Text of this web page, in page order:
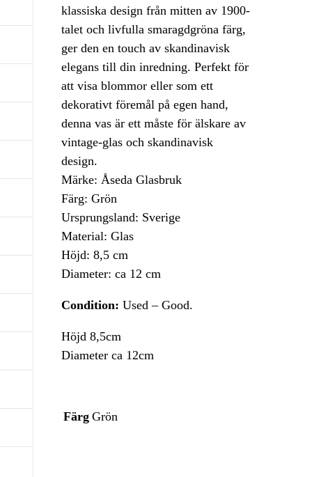
klassiska design från mitten av 1900-
talet och livfulla smaragdgröna färg,
ger den en touch av skandinavisk
elegans till din inredning. Perfekt för
att visa blommor eller som ett
dekorativt föremål på egen hand,
denna vas är ett måste för älskare av
vintage-glas och skandinavisk
design.
Märke: Åseda Glasbruk
Färg: Grön
Ursprungsland: Sverige
Material: Glas
Höjd: 8,5 cm
Diameter: ca 12 cm
Condition: Used – Good.
Höjd 8,5cm
Diameter ca 12cm
Färg Grön